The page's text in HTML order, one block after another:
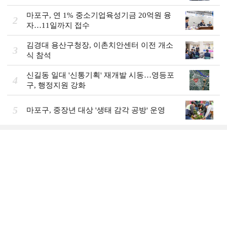
2
마포구, 연 1% 중소기업육성기금 20억원 융
자…11일까지 접수
3
김경대 용산구청장, 이촌치안센터 이전 개소
식 참석
4
신길동 일대 '신통기획' 재개발 시동…영등포
구, 행정지원 강화
5 마포구, 중장년 대상 '생태 감각 공방' 운영